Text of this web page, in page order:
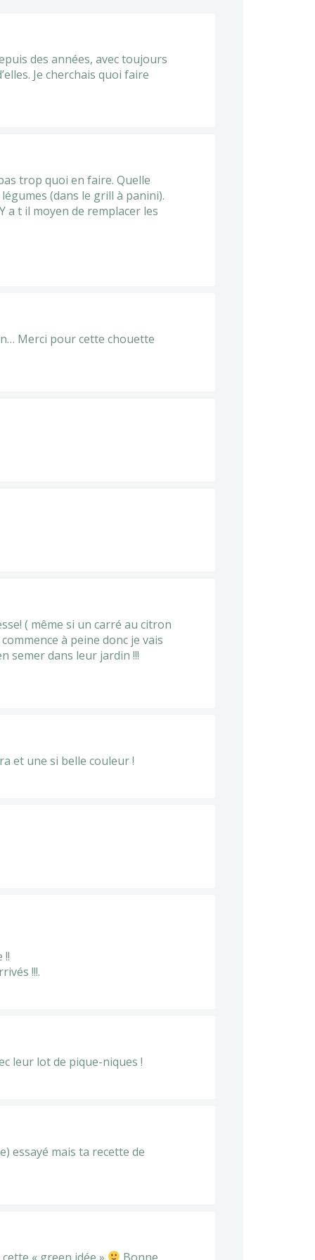
des années, avec toujours
Je cherchais quoi faire
trop quoi en faire. Quelle
(dans le grill à panini).
a t il moyen de remplacer les
Merci pour cette chouette
( même si un carré au citron
à peine donc je vais
semer dans leur jardin !!!
et une si belle couleur !
!!
!!!.
leur lot de pique-niques !
essayé mais ta recette de